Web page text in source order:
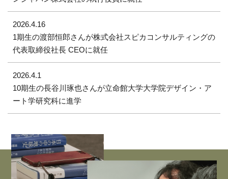
2026.4.16
1期生の渡部恒郎さんが株式会社スピカコンサルティングの
代表取締役社長 CEOに就任
2026.4.1
10期生の長谷川琢也さんが立命館大学大学院デザイン・ア
ート学研究科に進学